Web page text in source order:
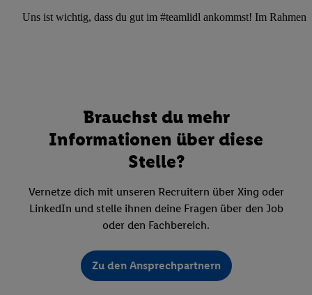
Uns ist wichtig, dass du gut im #teamlidl ankommst! Im Rahmen
Brauchst du mehr
Informationen über diese
Stelle?
Vernetze dich mit unseren Recruitern über Xing oder
LinkedIn und stelle ihnen deine Fragen über den Job
oder den Fachbereich.
Zu den Ansprechpartnern